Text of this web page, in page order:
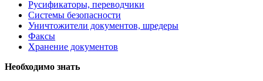
Русификаторы, переводчики
Системы безопасности
Уничтожители документов, шредеры
Факсы
Хранение документов
Необходимо знать